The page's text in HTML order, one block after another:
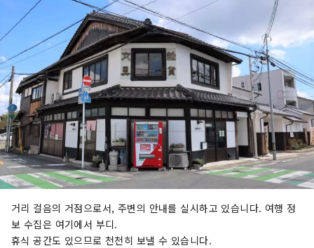
거리 걸음의 거점으로서, 주변의 안내를 실시하고 있습니다. 여행 정
보 수집은 여기에서 부디.
휴식 공간도 있으므로 천천히 보낼 수 있습니다.